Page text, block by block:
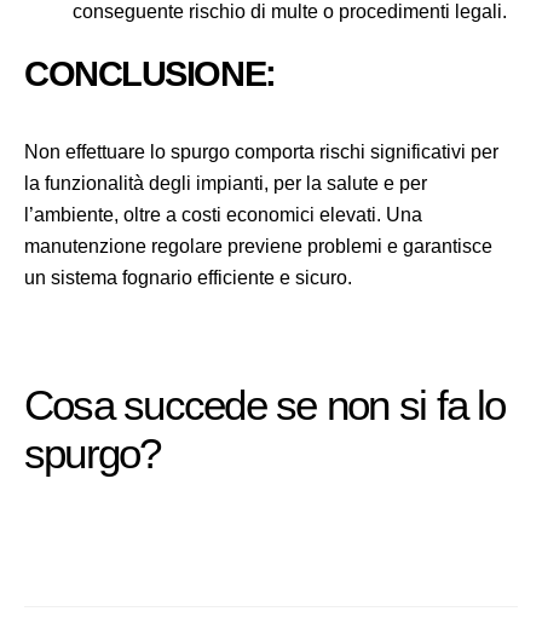
conseguente rischio di multe o procedimenti legali.
CONCLUSIONE:
Non effettuare lo spurgo comporta rischi significativi per
la funzionalità degli impianti, per la salute e per
l’ambiente, oltre a costi economici elevati. Una
manutenzione regolare previene problemi e garantisce
un sistema fognario efficiente e sicuro.
Cosa succede se non si fa lo
spurgo?